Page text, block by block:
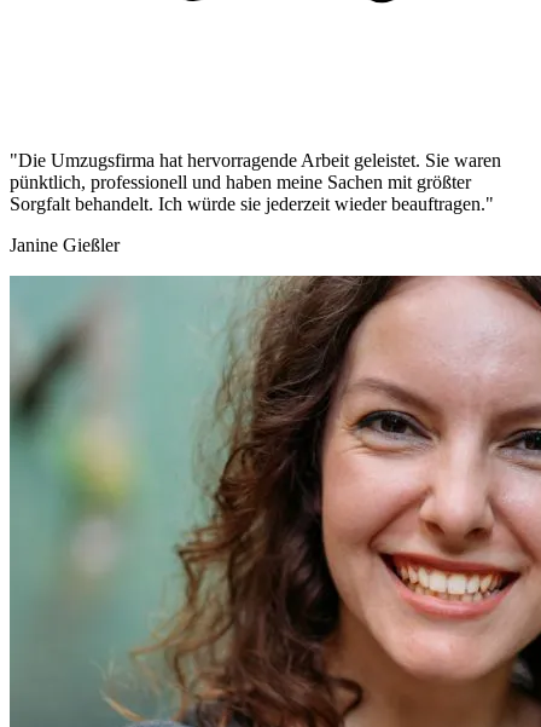
"Die Umzugsfirma hat hervorragende Arbeit geleistet. Sie waren
pünktlich, professionell und haben meine Sachen mit größter
Sorgfalt behandelt. Ich würde sie jederzeit wieder beauftragen."
Janine Gießler